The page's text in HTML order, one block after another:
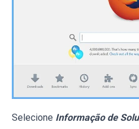
Selecione Informação de